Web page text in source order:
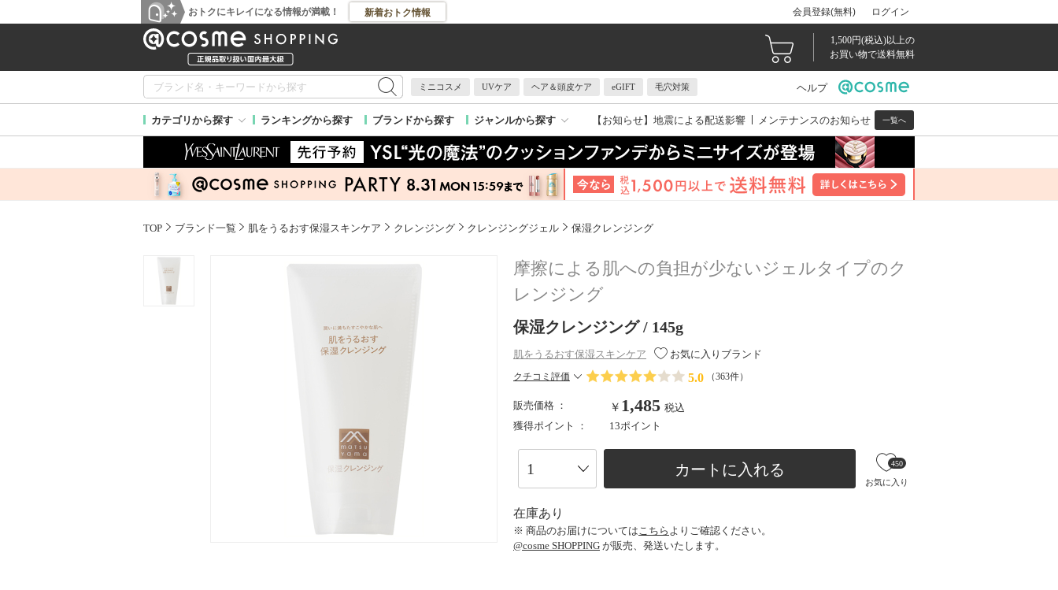
おトクにキレイになる情報が満載！ 新着おトク情報 会員登録(無料) ログイン
1,500円(税込)以上の
お買い物で送料無料
ミニコスメ UVケア ヘア＆頭皮ケア eGIFT 毛穴対策 ヘルプ
カテゴリから探す ランキングから探す ブランドから探す ジャンルから探す 【お知らせ】 地震による配送影響 メンテナンスのお知らせ 一覧へ
TOP ブランド一覧 肌をうるおす保湿スキンケア クレンジング クレンジングジェル 保湿クレンジング
摩擦による肌への負担が少ないジェルタイプのク
レンジング
保湿クレンジング / 145g
肌をうるおす保湿スキンケア お気に入りブランド
クチコミ評価 5.0 （363件）
販売価格 ： ￥ 1,485 税込
獲得ポイント ：
13ポイント
カートに入れる
お気に入り
450
在庫あり
※ 商品のお届けについては こちら よりご確認ください。
@cosme SHOPPING が販売、発送いたします。